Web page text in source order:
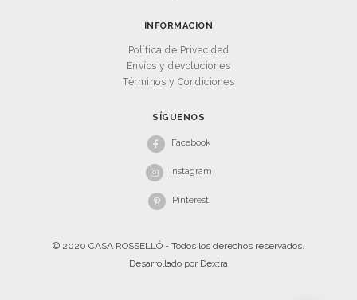
INFORMACIÓN
Política de Privacidad
Envíos y devoluciones
Términos y Condiciones
SÍGUENOS
Facebook
Instagram
Pinterest
© 2020 CASA ROSSELLÓ - Todos los derechos reservados.
Desarrollado por Dextra